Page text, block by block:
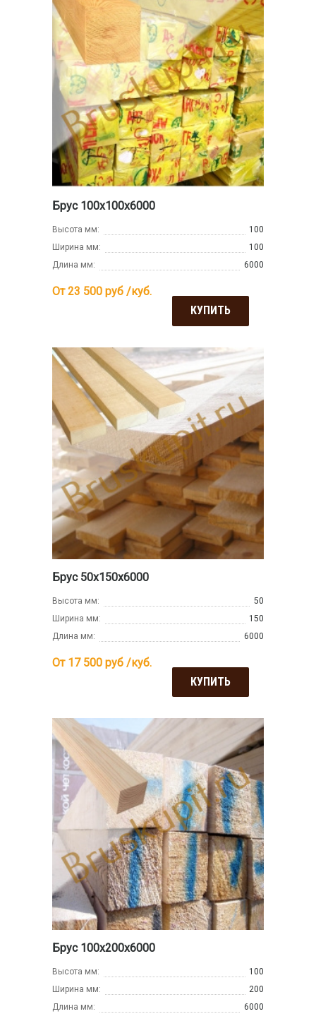
Брус 100х100х6000
Высота мм:
100
Ширина мм:
100
Длина мм:
6000
От 23 500 руб /куб.
КУПИТЬ
Брус 50х150х6000
Высота мм:
50
Ширина мм:
150
Длина мм:
6000
От 17 500 руб /куб.
КУПИТЬ
Брус 100х200х6000
Высота мм:
100
Ширина мм:
200
Длина мм:
6000